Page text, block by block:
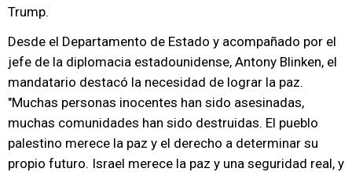
Trump.
Desde el Departamento de Estado y acompañado por el
jefe de la diplomacia estadounidense, Antony Blinken, el
mandatario destacó la necesidad de lograr la paz.
"Muchas personas inocentes han sido asesinadas,
muchas comunidades han sido destruidas. El pueblo
palestino merece la paz y el derecho a determinar su
propio futuro. Israel merece la paz y una seguridad real, y